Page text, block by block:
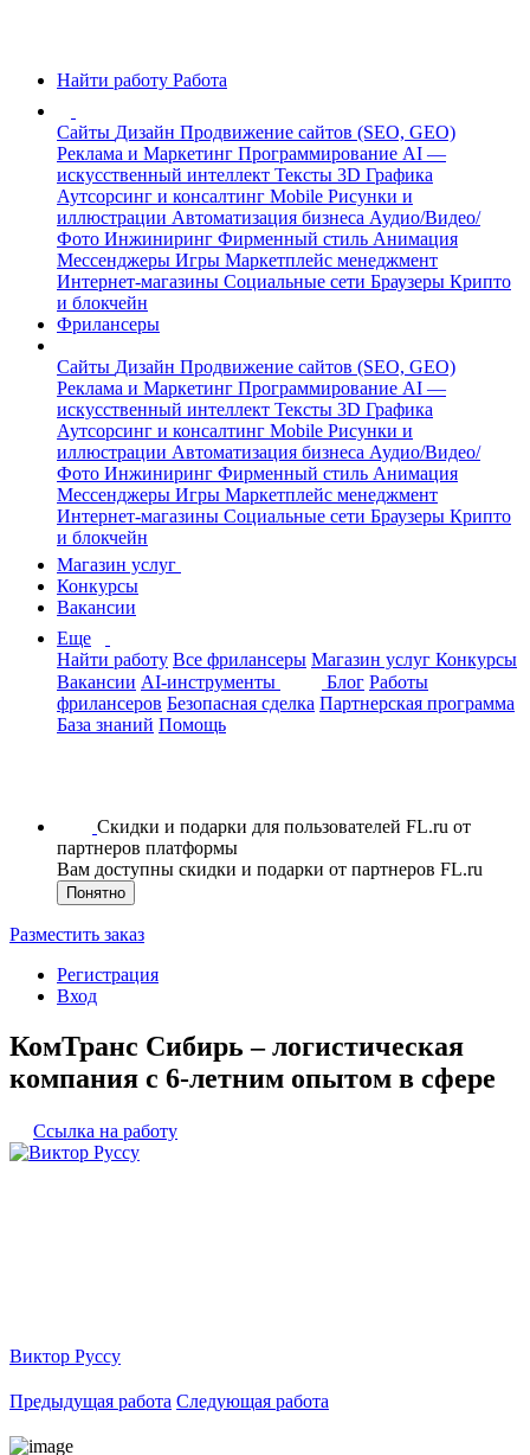
Найти работу Работа
Сайты Дизайн Продвижение сайтов (SEO, GEO)
Реклама и Маркетинг Программирование AI —
искусственный интеллект Тексты 3D Графика
Аутсорсинг и консалтинг Mobile Рисунки и
иллюстрации Автоматизация бизнеса Аудио/Видео/
Фото Инжиниринг Фирменный стиль Анимация
Мессенджеры Игры Маркетплейс менеджмент
Интернет-магазины Социальные сети Браузеры Крипто
и блокчейн
Фрилансеры
Сайты Дизайн Продвижение сайтов (SEO, GEO)
Реклама и Маркетинг Программирование AI —
искусственный интеллект Тексты 3D Графика
Аутсорсинг и консалтинг Mobile Рисунки и
иллюстрации Автоматизация бизнеса Аудио/Видео/
Фото Инжиниринг Фирменный стиль Анимация
Мессенджеры Игры Маркетплейс менеджмент
Интернет-магазины Социальные сети Браузеры Крипто
и блокчейн
Магазин услуг
Конкурсы
Вакансии
Еще
Найти работу Все фрилансеры Магазин услуг Конкурсы
Вакансии AI-инструменты Блог Работы
фрилансеров Безопасная сделка Партнерская программа
База знаний Помощь
Скидки и подарки для пользователей FL.ru от
партнеров платформы
Вам доступны скидки и подарки от партнеров FL.ru
Понятно
Разместить заказ
Регистрация
Вход
КомТранс Сибирь – логистическая
компания с 6-летним опытом в сфере
Ссылка на работу
Виктор Руссу
Предыдущая работа Следующая работа